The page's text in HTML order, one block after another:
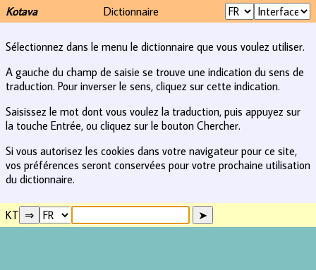
Kotava Dictionnaire
Sélectionnez dans le menu le dictionnaire que vous voulez utiliser.
A gauche du champ de saisie se trouve une indication du sens de
traduction. Pour inverser le sens, cliquez sur cette indication.
Saisissez le mot dont vous voulez la traduction, puis appuyez sur
la touche Entrée, ou cliquez sur le bouton Chercher.
Si vous autorisez les cookies dans votre navigateur pour ce site,
vos préférences seront conservées pour votre prochaine utilisation
du dictionnaire.
KT